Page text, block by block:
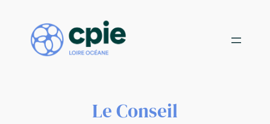
Choisissez votre mission
contenu
Le Conseil